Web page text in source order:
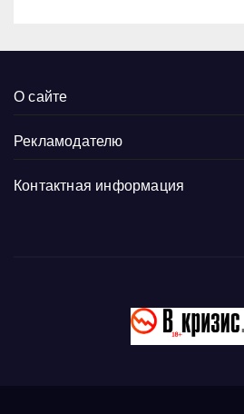
О сайте
Рекламодателю
Контактная информация